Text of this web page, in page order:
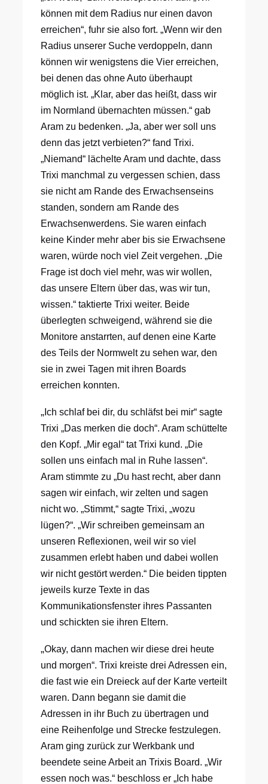
können mit dem Radius nur einen davon
erreichen“, fuhr sie also fort. „Wenn wir den
Radius unserer Suche verdoppeln, dann
können wir wenigstens die Vier erreichen,
bei denen das ohne Auto überhaupt
möglich ist. „Klar, aber das heißt, dass wir
im Normland übernachten müssen.“ gab
Aram zu bedenken. „Ja, aber wer soll uns
denn das jetzt verbieten?“ fand Trixi.
„Niemand“ lächelte Aram und dachte, dass
Trixi manchmal zu vergessen schien, dass
sie nicht am Rande des Erwachsenseins
standen, sondern am Rande des
Erwachsenwerdens. Sie waren einfach
keine Kinder mehr aber bis sie Erwachsene
waren, würde noch viel Zeit vergehen. „Die
Frage ist doch viel mehr, was wir wollen,
das unsere Eltern über das, was wir tun,
wissen.“ taktierte Trixi weiter. Beide
überlegten schweigend, während sie die
Monitore anstarrten, auf denen eine Karte
des Teils der Normwelt zu sehen war, den
sie in zwei Tagen mit ihren Boards
erreichen konnten.
„ Ich schlaf bei dir, du schläfst bei mir“ sagte
Trixi „Das merken die doch“. Aram schüttelte
den Kopf. „Mir egal“ tat Trixi kund. „Die
sollen uns einfach mal in Ruhe lassen“.
Aram stimmte zu „Du hast recht, aber dann
sagen wir einfach, wir zelten und sagen
nicht wo. „Stimmt,“ sagte Trixi, „wozu
lügen?“. „Wir schreiben gemeinsam an
unseren Reflexionen, weil wir so viel
zusammen erlebt haben und dabei wollen
wir nicht gestört werden.“ Die beiden tippten
jeweils kurze Texte in das
Kommunikationsfenster ihres Passanten
und schickten sie ihren Eltern.
„Okay, dann machen wir diese drei heute
und morgen“. Trixi kreiste drei Adressen ein,
die fast wie ein Dreieck auf der Karte verteilt
waren. Dann begann sie damit die
Adressen in ihr Buch zu übertragen und
eine Reihenfolge und Strecke festzulegen.
Aram ging zurück zur Werkbank und
beendete seine Arbeit an Trixis Board. „Wir
essen noch was.“ beschloss er „Ich habe